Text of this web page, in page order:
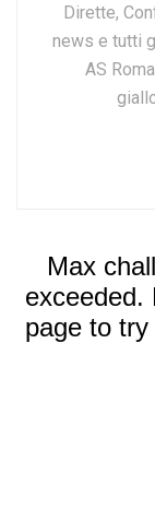
Dirette,
news e tutti
AS